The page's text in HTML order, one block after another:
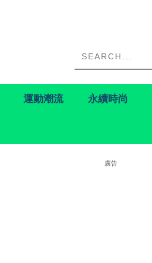
運動潮流 永續時尚
廣告